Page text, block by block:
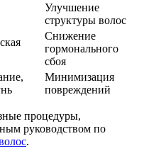
Улучшение
структуры волос
Снижение
гормонального
сбоя
Минимизация
повреждений
процедуры,
руководством по
.